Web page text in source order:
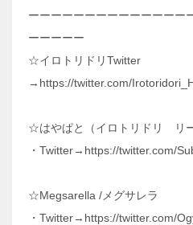
ーーーーーーーーーーーーーー
ーーーーー
☆イロトリドリTwitter
→https://twitter.com/
☆はやぱと（イロトリドリ リー
・Twitter→https://twitter.com/
☆Megsarella /メグサレラ
・Twitter→https://twitter.com/